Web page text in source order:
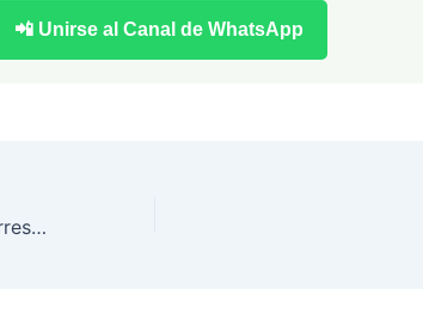
📲 Unirse al Canal de WhatsApp
Parque Nacional Marítimo-Terrestre das Illas Atlánticas